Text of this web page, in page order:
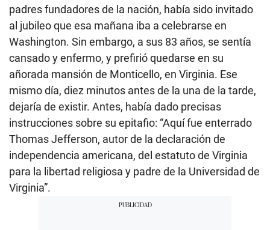
padres fundadores de la nación, había sido invitado
al jubileo que esa mañana iba a celebrarse en
Washington. Sin embargo, a sus 83 años, se sentía
cansado y enfermo, y prefirió quedarse en su
añorada mansión de Monticello, en Virginia. Ese
mismo día, diez minutos antes de la una de la tarde,
dejaría de existir. Antes, había dado precisas
instrucciones sobre su epitafio: “Aquí fue enterrado
Thomas Jefferson, autor de la declaración de
independencia americana, del estatuto de Virginia
para la libertad religiosa y padre de la Universidad de
Virginia”.